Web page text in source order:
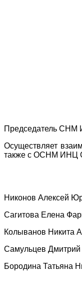
Председатель СНМ
Осуществляет
также с ОСНМ ИНЦ
Никонов Алексей
Сагитова Елена
Колыванов Никита
Самульцев Дмитрий
Бородина Татьяна